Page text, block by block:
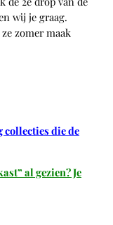
wij je graag.
zomer maak
collecties die de
al gezien? Je